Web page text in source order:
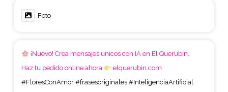
Foto
¡Nuevo! Crea mensajes únicos con IA en El Querubín.
Haz tu pedido online ahora
elquerubin.com
#FloresConAmor #frasesoriginales #InteligenciaArtificial